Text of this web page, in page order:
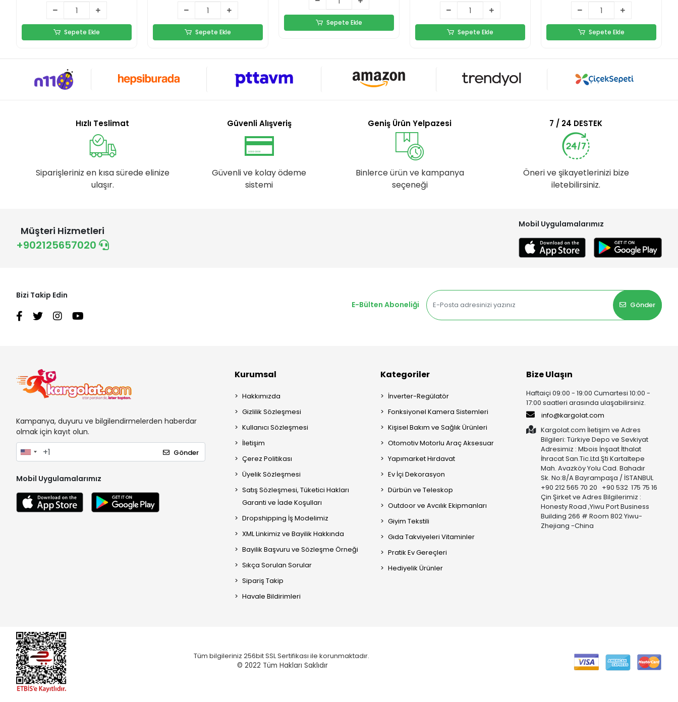
Sepete Ekle Sepete Ekle
Sepete Ekle
Sepete Ekle Sepete Ekle
Hızlı Teslimat
Siparişleriniz en kısa sürede elinize
ulaşır.
Güvenli Alışveriş
Güvenli ve kolay ödeme
sistemi
Geniş Ürün Yelpazesi
Binlerce ürün ve kampanya
seçeneği
7 / 24 DESTEK
Öneri ve şikayetlerinizi bize
iletebilirsiniz.
Müşteri Hizmetleri
+902125657020
Mobil Uygulamalarımız
Bizi Takip Edin
E-Bülten Aboneliği
Gönder
Kampanya, duyuru ve bilgilendirmelerden haberdar
olmak için kayıt olun.
Gönder
Mobil Uygulamalarımız
Kurumsal
Hakkımızda
Gizlilik Sözleşmesi
Kullanıcı Sözleşmesi
İletişim
Çerez Politikası
Üyelik Sözleşmesi
Satış Sözleşmesi, Tüketici Hakları
Garanti ve İade Koşulları
Dropshipping İş Modelimiz
XML Linkimiz ve Bayilik Hakkında
Bayilik Başvuru ve Sözleşme Örneği
Sıkça Sorulan Sorular
Sipariş Takip
Havale Bildirimleri
Kategoriler
İnverter-Regülatör
Fonksiyonel Kamera Sistemleri
Kişisel Bakım ve Sağlık Ürünleri
Otomotiv Motorlu Araç Aksesuar
Yapımarket Hırdavat
Ev İçi Dekorasyon
Dürbün ve Teleskop
Outdoor ve Avcılık Ekipmanları
Giyim Tekstili
Gıda Takviyeleri Vitaminler
Pratik Ev Gereçleri
Hediyelik Ürünler
Bize Ulaşın
Haftaiçi 09:00 - 19:00 Cumartesi 10:00 -
17:00 saatleri arasında ulaşabilirsiniz.
info@kargolat.com
Kargolat.com İletişim ve Adres
Bilgileri: Türkiye Depo ve Sevkiyat
Adresimiz : Mbois İnşaat İthalat
İhracat San.Tic.Ltd.Şti Kartaltepe
Mah. Avazköy Yolu Cad. Bahadır
Sk. No:8/A Bayrampaşa / İSTANBUL
+90 212 565 70 20 +90 532 175 75 16
Çin Şirket ve Adres Bilgilerimiz :
Honesty Road ,Yiwu Port Business
Building 266 # Room 802 Yiwu-
Zhejiang -China
Tüm bilgileriniz 256bit SSL Sertifikası ile korunmaktadır.
© 2022 Tüm Hakları Saklıdır